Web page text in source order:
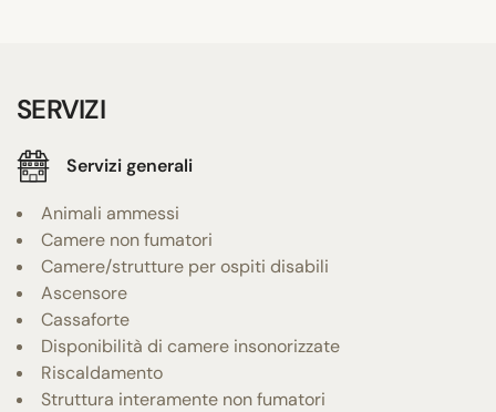
SERVIZI
Servizi generali
Animali ammessi
Camere non fumatori
Camere/strutture per ospiti disabili
Ascensore
Cassaforte
Disponibilità di camere insonorizzate
Riscaldamento
Struttura interamente non fumatori